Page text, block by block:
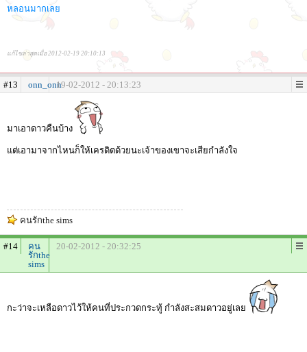
หลอนมากเลย
แก้ไขล่าสุดเมื่อ 2012-02-19 20:10:13
#13 onn_onn19-02-2012 - 20:13:23
มาเอาดาวคืนบ้าง
แต่เอามาจากไหนก็ให้เครดิตด้วยนะเจ้าของเขาจะเสียกำลังใจ
คนรักthe sims
#14
คน
รักthe
sims
20-02-2012 - 20:32:25
กะว่าจะเหลือดาวไว้ให้คนที่ประกวดกระทู้ กำลังสะสมดาวอยู่เลย